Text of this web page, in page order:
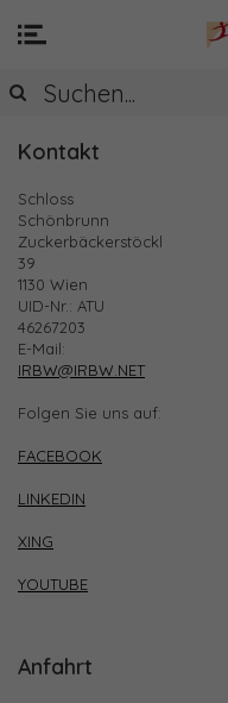
KONTAKT &
Kontakt
Schloss
Schönbrunn
Zuckerbäckerstöckl
39
1130 Wien
UID-Nr.: ATU
46267203
E-Mail:
IRBW@IRBW.NET
Folgen Sie uns auf:
FACEBOOK
LINKEDIN
XING
YOUTUBE
Anfahrt